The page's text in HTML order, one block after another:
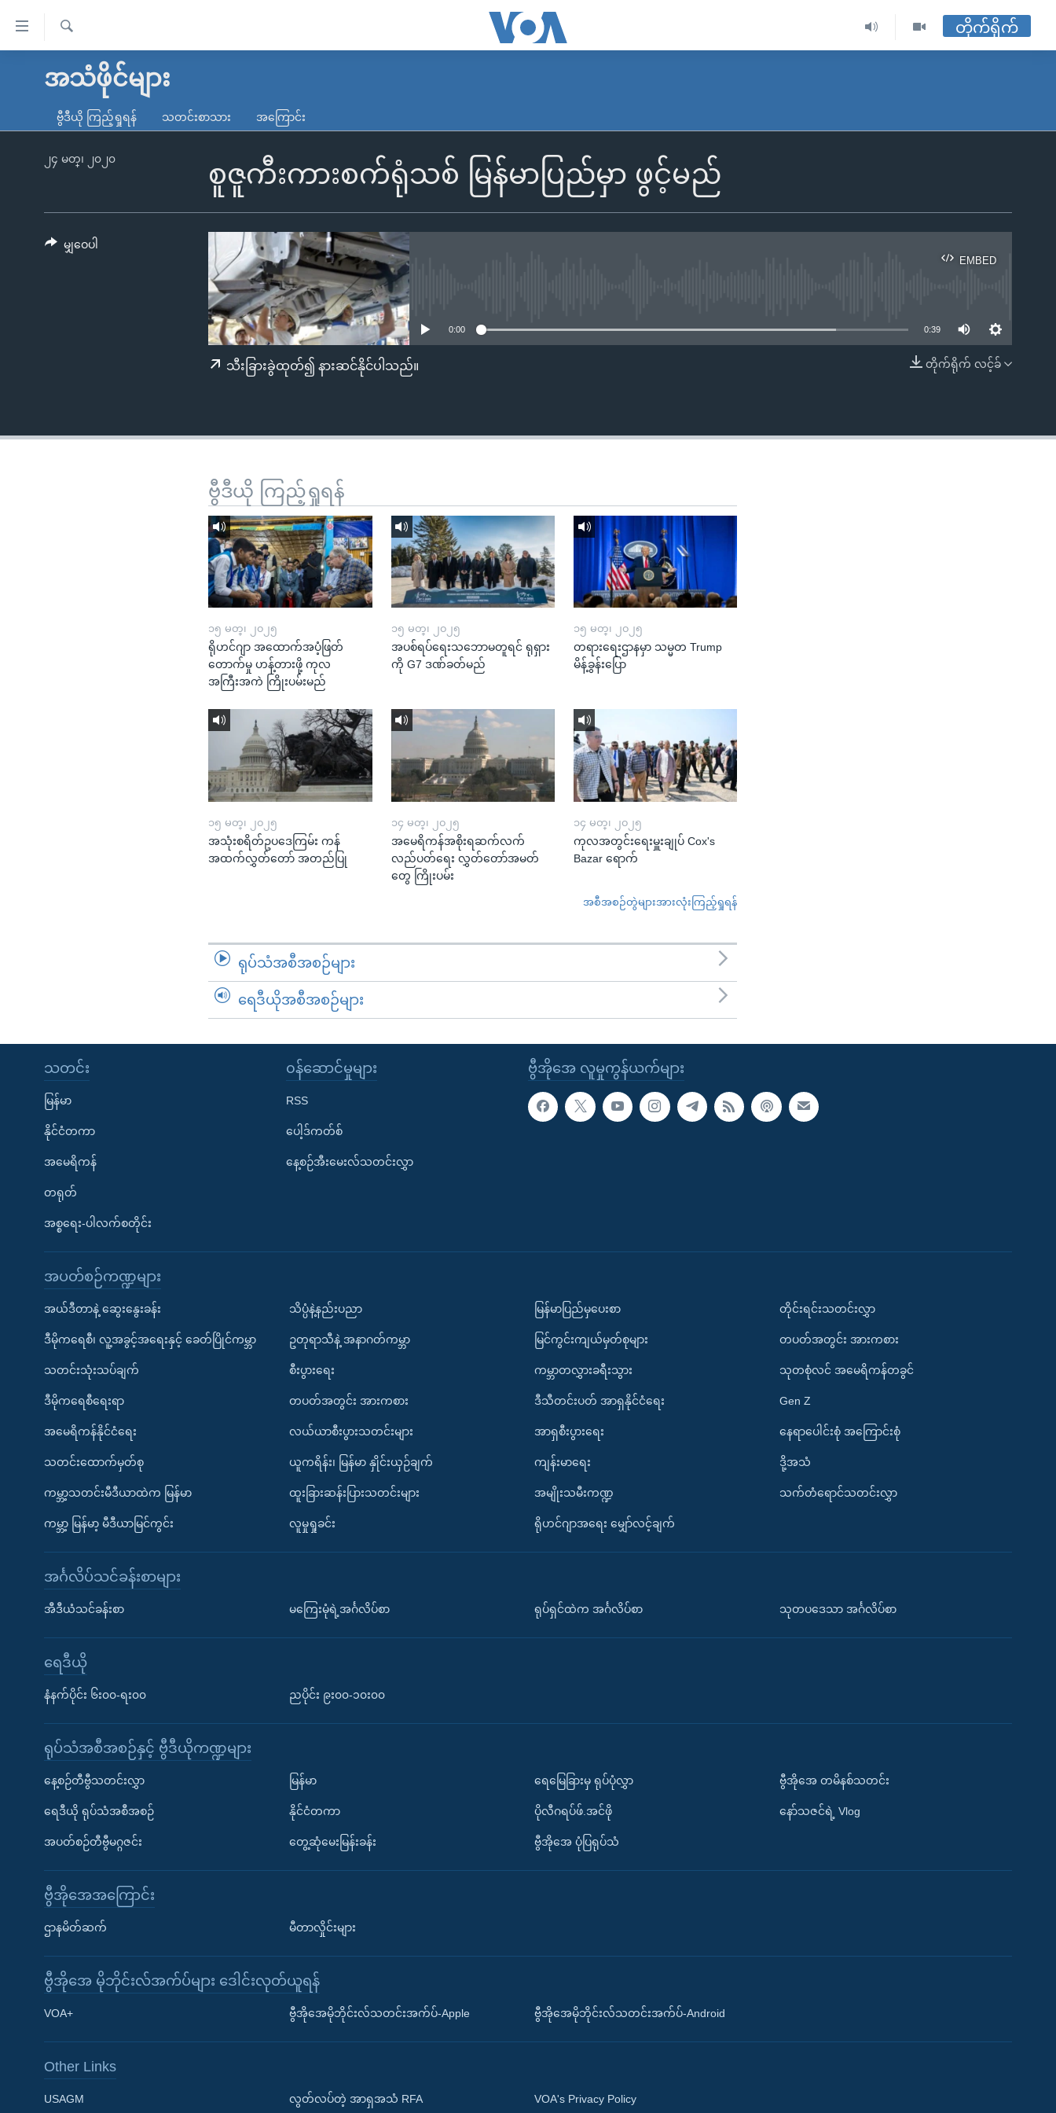
လွယ်ကူ
သည့်
ကျော်
မူလစာမျက်နှာ
ကမ္ဘာ့သတင်းများ
နိုင်ငံတကာ
တရုတ်
အစ္စရေး-ပါလက်စတိုင်း
ရပ်ဝန်းတခု လမ်းတခု အလွန်
အင်္ဂလိပ်စာလေ့လာမယ်
Learning English
ရ
တိုက်ရိုက်
အသံဖိုင်များ
ဗွီဒီယို ကြည့်ရှုရန် သတင်းစာသား အကြောင်း
စူဇူကီးကားစက်ရုံသစ် မြန်မာပြည်မှာ ဖွင့်မည်
၂၄ မတ္၊ ၂၀၂၀
EMBED
EMBED
0:00 0:39
တိုက်ရိုက် လင့်ခ်
သီးခြားခွဲထုတ်၍ နားဆင်နိုင်ပါသည်။
မျှဝေပါ
ဗွီဒီယို ကြည့်ရှုရန်
၁၅ မတ္၊ ၂၀၂၅
ရိုဟင်ဂျာ အထောက်အပံ့ဖြတ်
တောက်မှု ဟန့်တားဖို့ ကုလ
အကြီးအကဲ ကြိုးပမ်းမည်
၁၅ မတ္၊ ၂၀၂၅
အပစ်ရပ်ရေးသဘောမတူရင် ရုရှား
ကို G7 ဒဏ်ခတ်မည်
၁၅ မတ္၊ ၂၀၂၅
တရားရေးဌာနမှာ သမ္မတ Trump
မိန့်ခွန်းပြော
၁၅ မတ္၊ ၂၀၂၅
အသုံးစရိတ်ဥပဒေကြမ်း ကန်
အထက်လွှတ်တော် အတည်ပြု
၁၄ မတ္၊ ၂၀၂၅
အမေရိကန်အစိုးရဆက်လက်
လည်ပတ်ရေး လွှတ်တော်အမတ်
တွေ ကြိုးပမ်း
၁၄ မတ္၊ ၂၀၂၅
ကုလအတွင်းရေးမှူးချုပ် Cox's
Bazar ရောက်
အစီအစဉ်တွဲများအားလုံးကြည့်ရှုရန်
ရုပ်သံအစီအစဉ်များ
ရေဒီယိုအစီအစဉ်များ
ဗွီအိုအေ လူမှုကွန်ယက်များ
သတင်း
မြန်မာ
နိုင်ငံတကာ
အမေရိကန်
တရုတ်
အစ္စရေး-ပါလက်စတိုင်း
၀န်ဆောင်မှုများ
RSS
ပေါ့ဒ်ကတ်စ်
နေ့စဉ်အီးမေးလ်သတင်းလွှာ
အပတ်စဉ်ကဏ္ဍများ
အယ်ဒီတာနဲ့ ဆွေးနွေးခန်း
ဒီမိုကရေစီ၊ လူ့အခွင့်အရေးနှင့် ခေတ်ပြိုင်ကမ္ဘာ
သတင်းသုံးသပ်ချက်
ဒီမိုကရေစီရေးရာ
အမေရိကန်နိုင်ငံရေး
သတင်းထောက်မှတ်စု
ကမ္ဘာ့သတင်းမီဒီယာထဲက မြန်မာ
ကမ္ဘာ့ မြန်မာ့ မီဒီယာမြင်ကွင်း
သိပ္ပံနဲ့နည်းပညာ
ဥတုရာသီနဲ့ အနာဂတ်ကမ္ဘာ
စီးပွားရေး
တပတ်အတွင်း အားကစား
လယ်ယာစီးပွားသတင်းများ
ယူကရိန်း၊ မြန်မာ နှိုင်းယှဉ်ချက်
ထူးခြားဆန်းပြားသတင်းများ
လူမှုရှုခင်း
မြန်မာပြည်မှပေးစာ
မြင်ကွင်းကျယ်မှတ်စုများ
ကမ္ဘာတလွှားခရီးသွား
ဒီသီတင်းပတ် အာရှနိုင်ငံရေး
အာရှစီးပွားရေး
ကျန်းမာရေး
အမျိုးသမီးကဏ္ဍ
ရိုဟင်ဂျာအရေး မျှော်လင့်ချက်
တိုင်းရင်းသတင်းလွှာ
တပတ်အတွင်း အားကစား
သုတစုံလင် အမေရိကန်တခွင်
Gen Z
နေရာပေါင်းစုံ အကြောင်းစုံ
ဒို့အသံ
သက်တံရောင်သတင်းလွှာ
အင်္ဂလိပ်သင်ခန်းစာများ
အီဒီယံသင်ခန်းစာ မကြေးမုံရဲ့အင်္ဂလိပ်စာ ရုပ်ရှင်ထဲက အင်္ဂလိပ်စာ သုတပဒေသာ အင်္ဂလိပ်စာ
ရေဒီယို
နံနက်ပိုင်း ၆း၀၀-ရး၀၀ ညပိုင်း ၉း၀၀-၁၀း၀၀
ရုပ်သံအစီအစဉ်နှင့် ဗွီဒီယိုကဏ္ဍများ
နေ့စဉ်တီဗွီသတင်းလွှာ
ရေဒီယို ရုပ်သံအစီအစဉ်
အပတ်စဉ်တီဗွီမဂ္ဂဇင်း
မြန်မာ
နိုင်ငံတကာ
တွေ့ဆုံမေးမြန်းခန်း
ရေမြေခြားမှ ရုပ်ပုံလွှာ
ပိုလီဂရပ်ဖ်.အင်ဖို
ဗွီအိုအေ ပုံပြရုပ်သံ
ဗွီအိုအေ တမိနစ်သတင်း
နော်သဇင်ရဲ့ Vlog
ဗွီအိုအေအကြောင်း
ဌာနမိတ်ဆက် မီတာလှိုင်းများ
ဗွီအိုအေ မိုဘိုင်းလ်အက်ပ်များ ဒေါင်းလုတ်ယူရန်
VOA+ ဗွီအိုအေမိုဘိုင်းလ်သတင်းအက်ပ်-Apple ဗွီအိုအေမိုဘိုင်းလ်သတင်းအက်ပ်-Android
Other Links
USAGM လွတ်လပ်တဲ့ အာရှအသံ RFA VOA's Privacy Policy